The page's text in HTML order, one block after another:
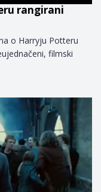
rangirani
o Harryju Potteru
filmski